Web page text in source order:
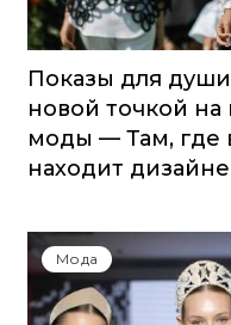
Показы для
новой точкой на
моды — Там, где
находит
Мода